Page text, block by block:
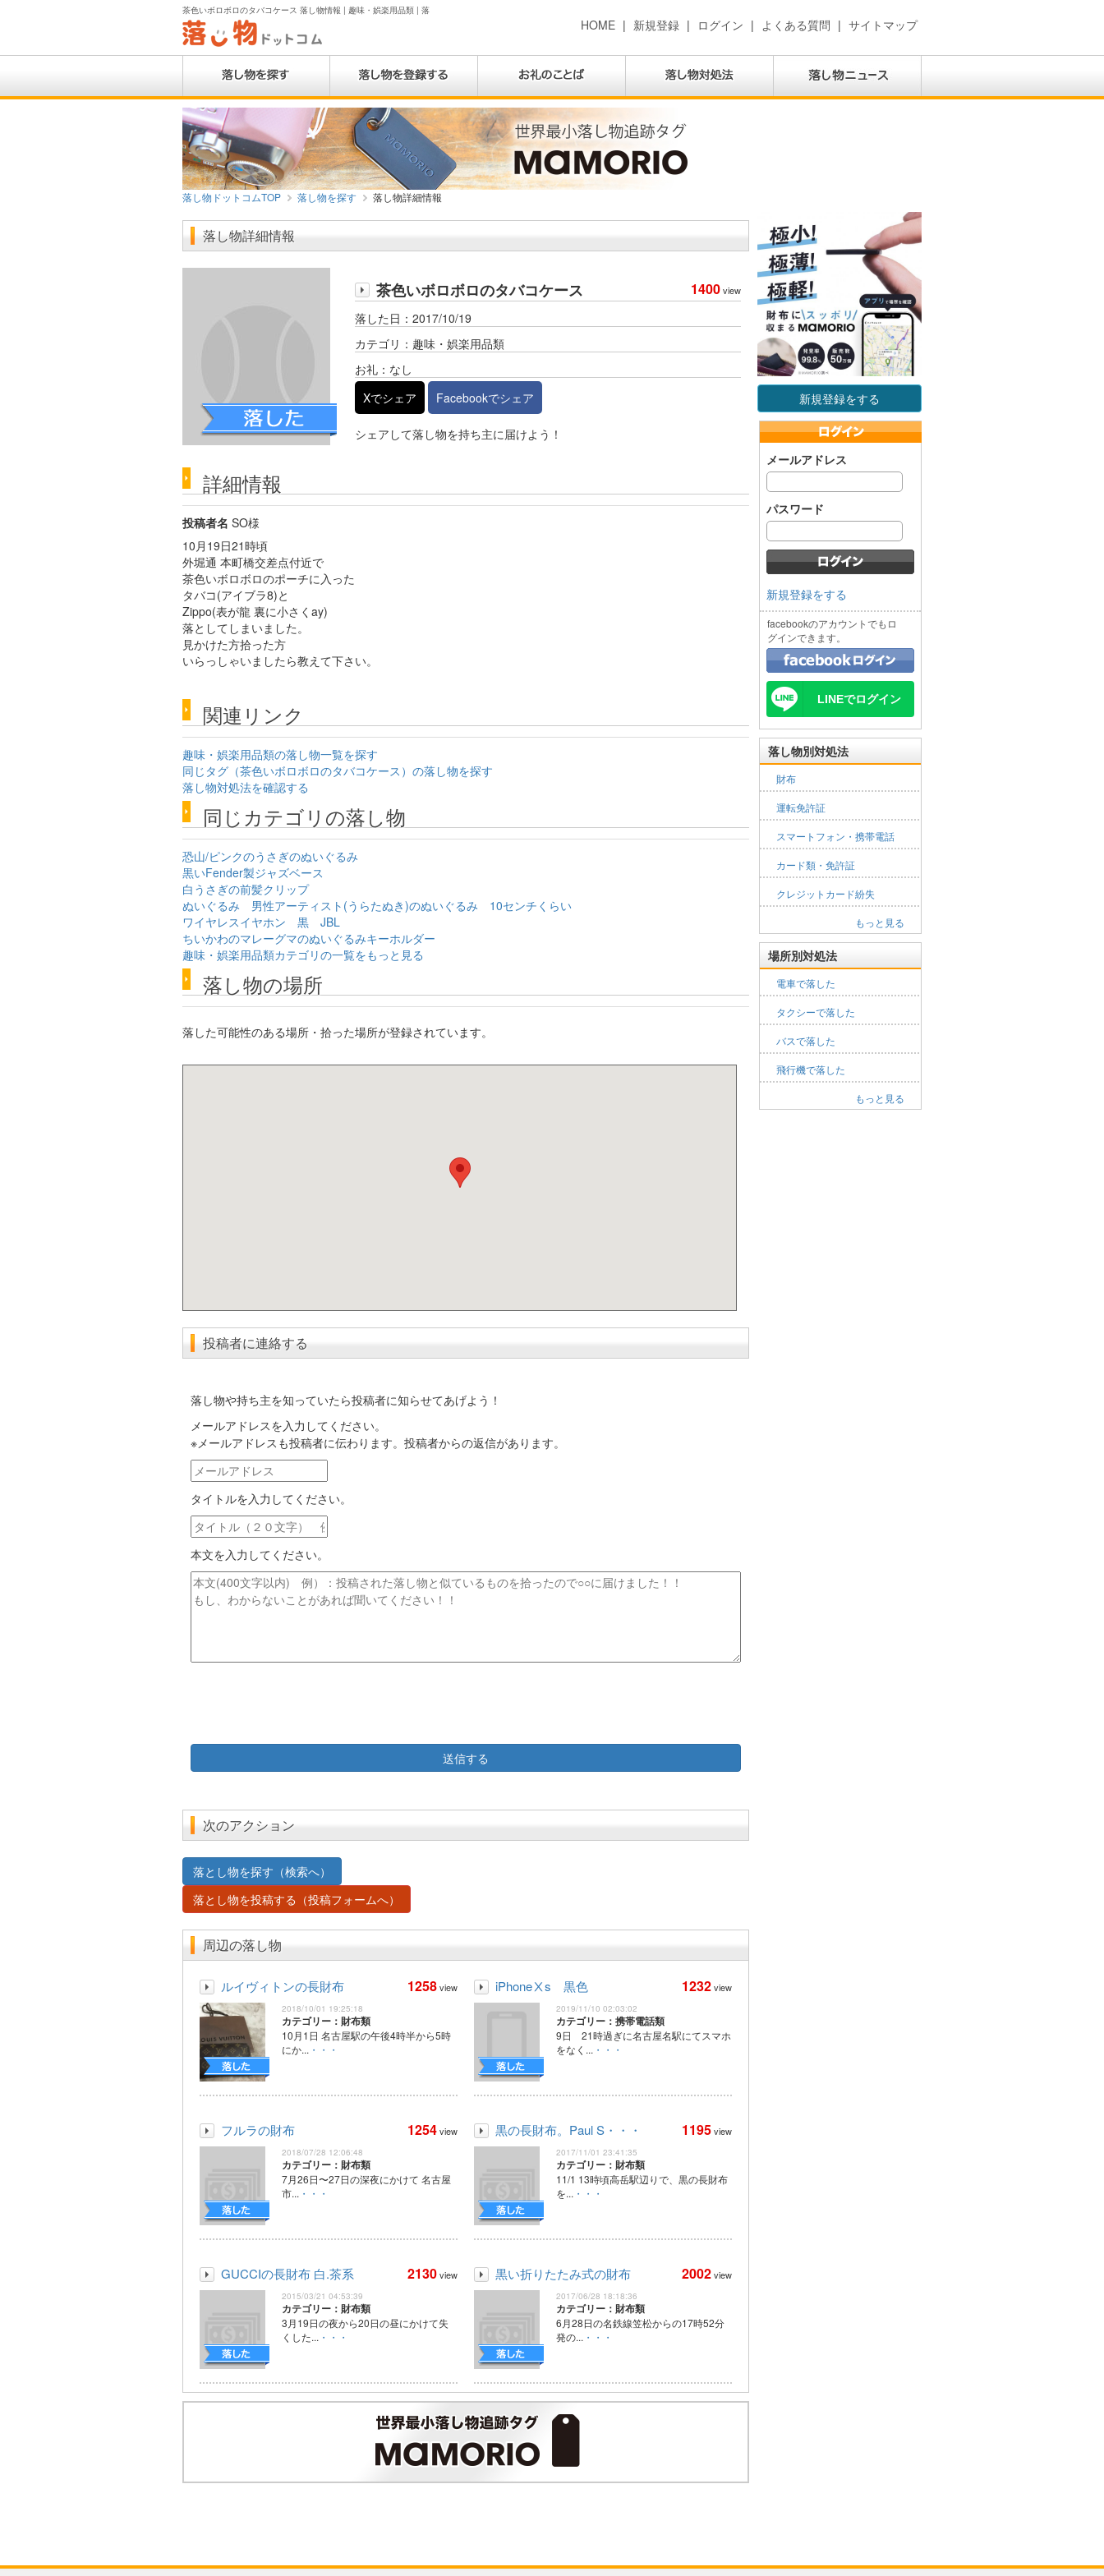
茶色いボロボロのタバコケース 落し物情報 | 趣味・娯楽用品類 | 落
HOME | 新規登録 | ログイン | よくある質問 | サイトマップ
落し物ドットコムTOP 落し物を探す 落し物詳細情報
新規登録をする
メールアドレス
パスワード
新規登録をする
facebookのアカウントでもロ
グインできます。
LINEでログイン
落し物別対処法
財布
運転免許証
スマートフォン・携帯電話
カード類・免許証
クレジットカード紛失
もっと見る
場所別対処法
電車で落した
タクシーで落した
バスで落した
飛行機で落した
もっと見る
落し物詳細情報
1400view
茶色いボロボロのタバコケース
落した日：2017/10/19
カテゴリ：趣味・娯楽用品類
お礼：なし
Xでシェア
Facebookでシェア
シェアして落し物を持ち主に届けよう！
詳細情報
投稿者名 SO様
10月19日21時頃
外堀通 本町橋交差点付近で
茶色いボロボロのポーチに入った
タバコ(アイブラ8)と
Zippo(表が龍 裏に小さくay)
落としてしまいました。
見かけた方拾った方
いらっしゃいましたら教えて下さい。
関連リンク
趣味・娯楽用品類の落し物一覧を探す
同じタグ（茶色いボロボロのタバコケース）の落し物を探す
落し物対処法を確認する
同じカテゴリの落し物
恐山/ピンクのうさぎのぬいぐるみ
黒いFender製ジャズベース
白うさぎの前髪クリップ
ぬいぐるみ 男性アーティスト(うらたぬき)のぬいぐるみ 10センチくらい
ワイヤレスイヤホン 黒 JBL
ちいかわのマレーグマのぬいぐるみキーホルダー
趣味・娯楽用品類カテゴリの一覧をもっと見る
落し物の場所
落した可能性のある場所・拾った場所が登録されています。
投稿者に連絡する
落し物や持ち主を知っていたら投稿者に知らせてあげよう！
メールアドレスを入力してください。
※メールアドレスも投稿者に伝わります。投稿者からの返信があります。
メ
ー
ル
ア
ド
レ
ス
タイトルを入力してください。
タ
イ
ト
ル
本文を入力してください。
本
文
次のアクション
落とし物を探す（検索へ）
落とし物を投稿する（投稿フォームへ）
周辺の落し物
ルイヴィトンの長財布 1258view
2018/10/01 19:25:18
カテゴリー：財布類
10月1日 名古屋駅の午後4時半から5時
にか... ・・・
iPhoneⅩs 黒色 1232view
2019/11/10 02:03:02
カテゴリー：携帯電話類
9日 21時過ぎに名古屋名駅にてスマホ
をなく... ・・・
フルラの財布 1254view
2018/07/28 12:06:48
カテゴリー：財布類
7月26日〜27日の深夜にかけて 名古屋
市... ・・・
黒の長財布。Paul S・・・ 1195view
2017/11/01 23:41:35
カテゴリー：財布類
11/1 13時頃高岳駅辺りで、黒の長財布
を... ・・・
GUCCIの長財布 白.茶系 2130view
2015/03/21 04:53:39
カテゴリー：財布類
3月19日の夜から20日の昼にかけて失
くした... ・・・
黒い折りたたみ式の財布 2002view
2017/06/28 18:18:36
カテゴリー：財布類
6月28日の名鉄線笠松からの17時52分
発の... ・・・